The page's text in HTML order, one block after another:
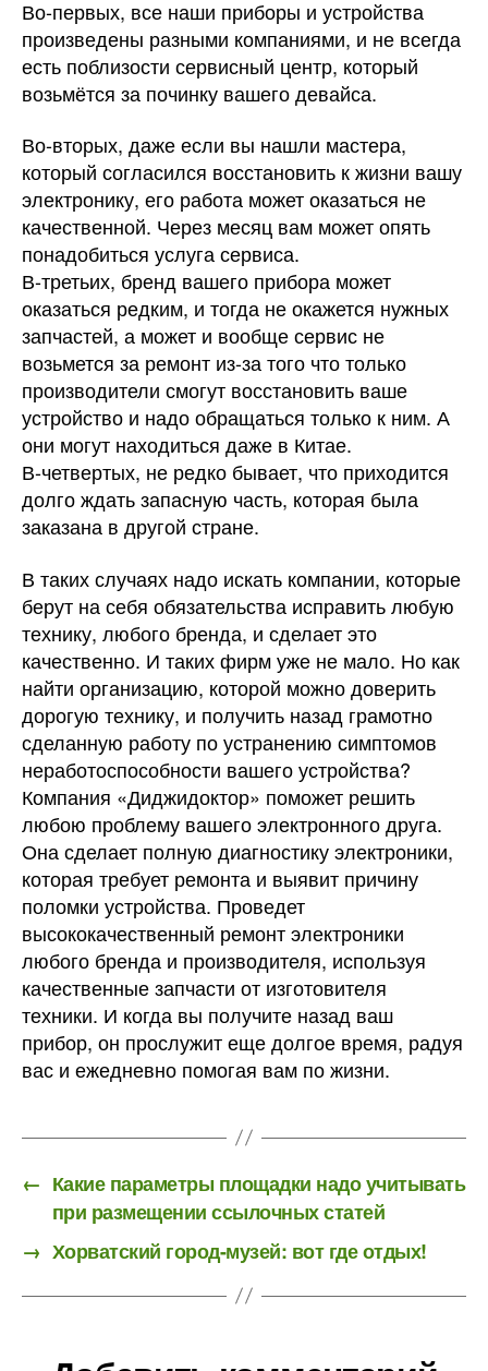
Во-первых, все наши приборы и устройства
произведены разными компаниями, и не всегда
есть поблизости сервисный центр, который
возьмётся за починку вашего девайса.
Во-вторых, даже если вы нашли мастера,
который согласился восстановить к жизни вашу
электронику, его работа может оказаться не
качественной. Через месяц вам может опять
понадобиться услуга сервиса.
В-третьих, бренд вашего прибора может
оказаться редким, и тогда не окажется нужных
запчастей, а может и вообще сервис не
возьмется за ремонт из-за того что только
производители смогут восстановить ваше
устройство и надо обращаться только к ним. А
они могут находиться даже в Китае.
В-четвертых, не редко бывает, что приходится
долго ждать запасную часть, которая была
заказана в другой стране.
В таких случаях надо искать компании, которые
берут на себя обязательства исправить любую
технику, любого бренда, и сделает это
качественно. И таких фирм уже не мало. Но как
найти организацию, которой можно доверить
дорогую технику, и получить назад грамотно
сделанную работу по устранению симптомов
неработоспособности вашего устройства?
Компания «Диджидоктор» поможет решить
любою проблему вашего электронного друга.
Она сделает полную диагностику электроники,
которая требует ремонта и выявит причину
поломки устройства. Проведет
высококачественный ремонт электроники
любого бренда и производителя, используя
качественные запчасти от изготовителя
техники. И когда вы получите назад ваш
прибор, он прослужит еще долгое время, радуя
вас и ежедневно помогая вам по жизни.
← Какие параметры площадки надо учитывать
при размещении ссылочных статей
→ Хорватский город-музей: вот где отдых!